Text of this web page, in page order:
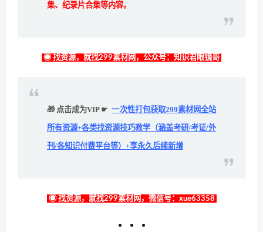
集、纪录片合集等内容。
◉ 找资源，就找299素材网，公众号：知识君眼镜哥
🎁 点击成为VIP ☛ 一次性打包获取299素材网全站
所有资源+各类找资源技巧教学（涵盖考研/考证/外
刊/各知识付费平台等）+享永久后续新增
◉ 找资源，就找299素材网，微信号：xue63358